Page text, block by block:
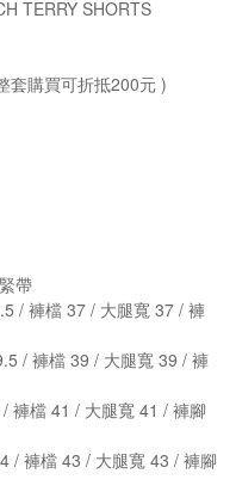
TERRY SHORTS
套購買可折抵200元 )
帶
/ 褲檔 37 / 大腿寬 37 / 褲
/ 褲檔 39 / 大腿寬 39 / 褲
褲檔 41 / 大腿寬 41 / 褲腳
/ 褲檔 43 / 大腿寬 43 / 褲腳